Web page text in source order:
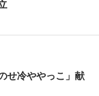
せ冷ややっこ」献